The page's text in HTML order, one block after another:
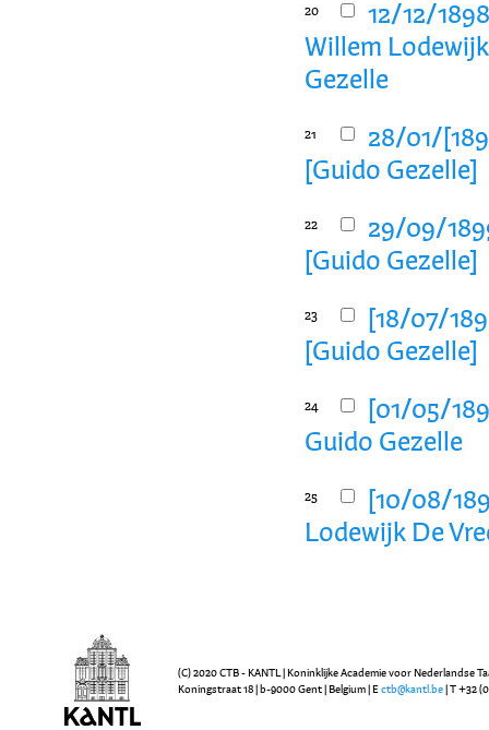
20
12/12/
Willem
Gezelle
21
28/01/
[Guido Gezelle]
22
29/09/
[Guido Gezelle]
23
[18/07/
[Guido Gezelle]
24
[01/05/
Guido Gezelle
25
[10/08/
Lodewijk De
(C) 2020 CTB - KANTL | Koninklijke Academie voor Nederlandse
Koningstraat 18 | b-9000 Gent | Belgium | E ctb@kantl.be | T +32